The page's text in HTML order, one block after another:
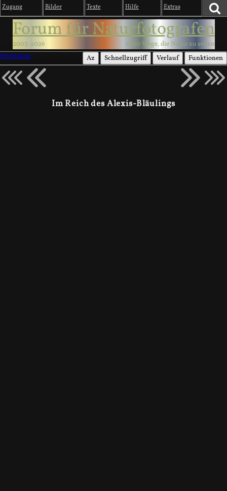
Zugang Bilder Texte Hilfe Extras
Forum für Naturfotografen
2003-2026
1000 Wege, die Natur zu sehen
Wirbellose
Az Schnellzugriff Verlauf Funktionen
Im Reich des Alexis-Bläulings